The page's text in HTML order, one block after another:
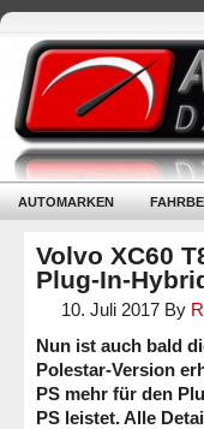
AUTOMARKEN
Volvo XC60
Plug-In-
10. Juli 2017 By
Nun ist auch bald
Polestar-Version
PS mehr für den
PS leistet. Alle